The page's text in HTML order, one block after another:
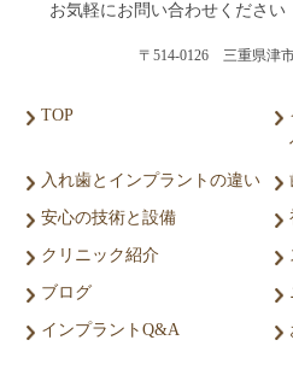
お気軽にお問い合わせください
〒514-0126 三重県津
TOP
入れ歯とインプラントの違い
安心の技術と設備
クリニック紹介
ブログ
インプラントQ&A